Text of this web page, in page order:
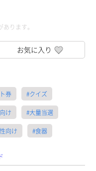
ります。
お気に入り
券 #クイズ
け #大量当選
向け #食器